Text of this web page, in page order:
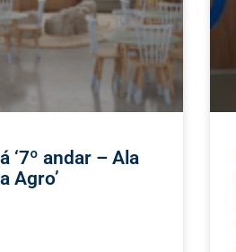
‘7º andar – Ala
Agro’